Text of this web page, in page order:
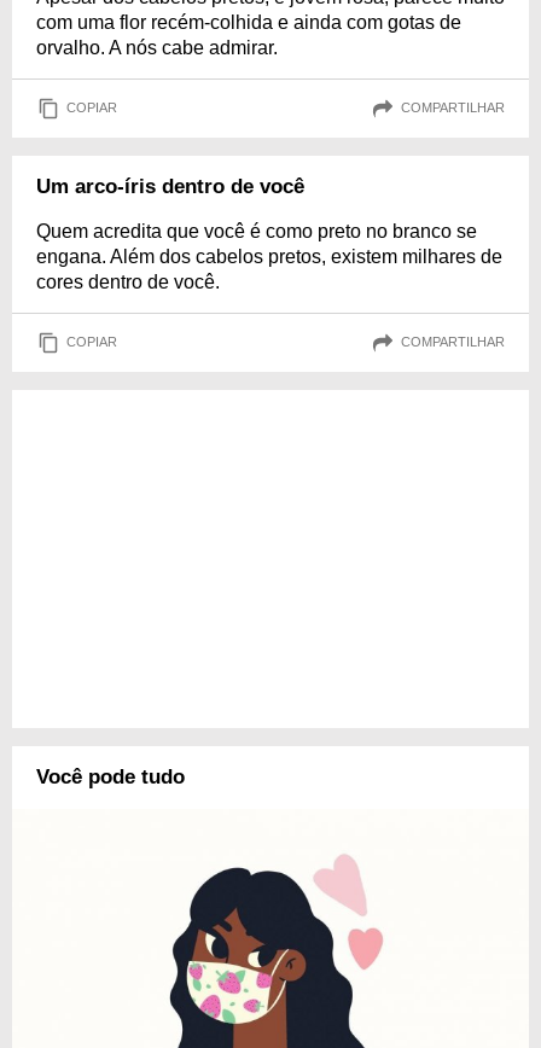
com uma flor recém-colhida e ainda com gotas de
orvalho. A nós cabe admirar.
COPIAR COMPARTILHAR
Um arco-íris dentro de você
Quem acredita que você é como preto no branco se
engana. Além dos cabelos pretos, existem milhares de
cores dentro de você.
COPIAR COMPARTILHAR
Você pode tudo